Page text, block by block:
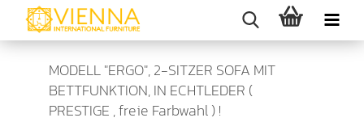
MODELL "ERGO", 2-SITZER SOFA MIT
BETTFUNKTION, IN ECHTLEDER (
PRESTIGE , freie Farbwahl ) !